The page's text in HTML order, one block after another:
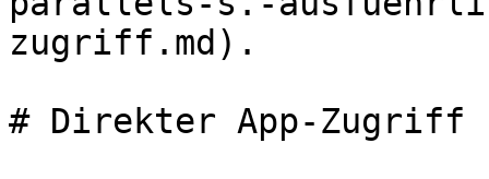
zugriff.md).
# Direkter App-Zugriff